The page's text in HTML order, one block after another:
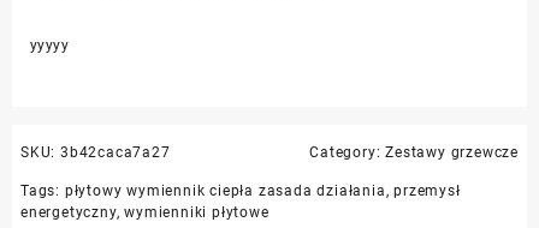
yyyyy
SKU: 3b42caca7a27 Category:Zestawy grzewcze
Tags: płytowy wymiennik ciepła zasada działania ,przemysł
energetyczny,wymienniki płytowe